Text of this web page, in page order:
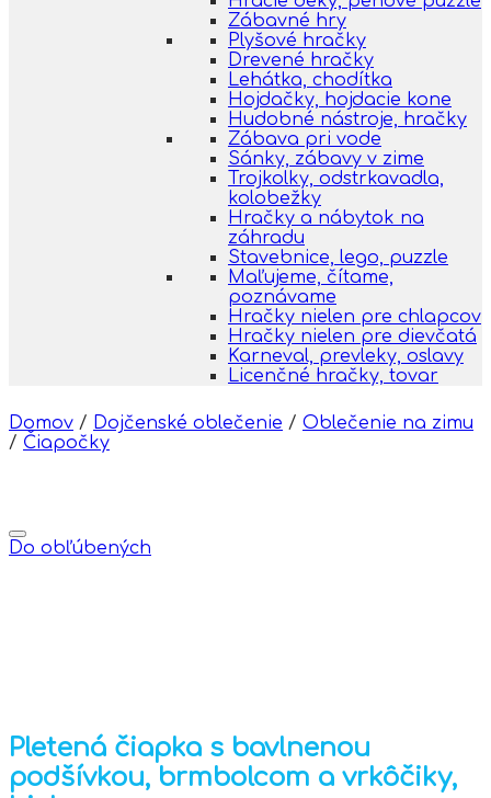
Zábavné hry
Plyšové hračky
Drevené hračky
Lehátka, chodítka
Hojdačky, hojdacie kone
Hudobné nástroje, hračky
Zábava pri vode
Sánky, zábavy v zime
Trojkolky, odstrkavadla,
kolobežky
Hračky a nábytok na
záhradu
Stavebnice, lego, puzzle
Maľujeme, čítame,
poznávame
Hračky nielen pre chlapcov
Hračky nielen pre dievčatá
Karneval, prevleky, oslavy
Licenčné hračky, tovar
Domov / Dojčenské oblečenie / Oblečenie na zimu
/ Čiapočky
Do obľúbených
Pletená čiapka s bavlnenou
podšívkou, brmbolcom a vrkôčiky,